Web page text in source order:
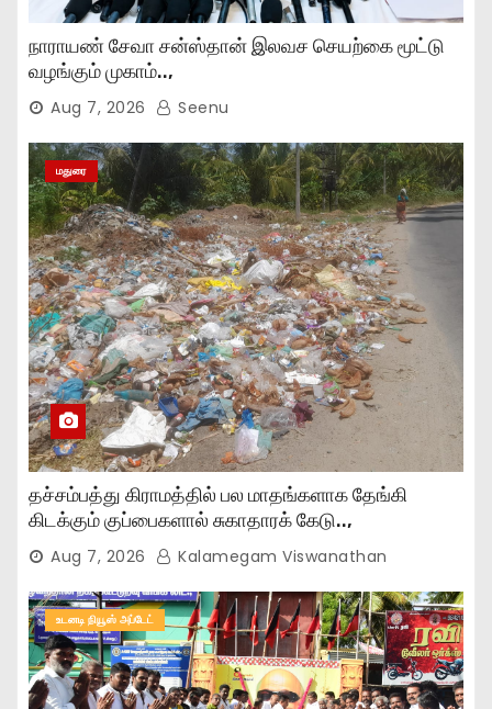
நாராயண் சேவா சன்ஸ்தான் இலவச செயற்கை மூட்டு
வழங்கும் முகாம்..,
Aug 7, 2026 Seenu
மதுரை
தச்சம்பத்து கிராமத்தில் பல மாதங்களாக தேங்கி
கிடக்கும் குப்பைகளால் சுகாதாரக் கேடு..,
Aug 7, 2026 Kalamegam Viswanathan
உடனடி நியூஸ் அப்டேட்